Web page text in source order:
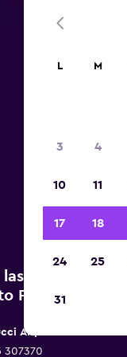
A
agencias de
Florencia
Airport
307370
L M
3 4
10 11
17 18
24 25
31